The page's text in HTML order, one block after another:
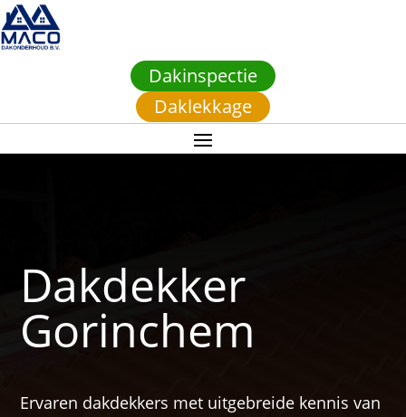
Dakinspectie
Daklekkage
Dakdekker
Gorinchem
Ervaren dakdekkers met uitgebreide kennis van